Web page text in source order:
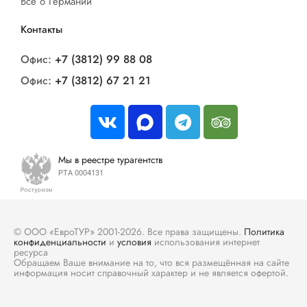
Контакты
Офис: +7 (3812) 99 88 08
Офис: +7 (3812) 67 21 21
Мы в реестре турагентств
РТА 0004131
© ООО «ЕвроТУР» 2001-2026. Все права защищены. Политика
конфиденциальности и условия использования интернет
ресурса
Обращаем Ваше внимание на то, что вся размещённая на сайте
информация носит справочный характер и не является офертой.